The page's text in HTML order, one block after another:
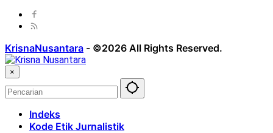
KrisnaNusantara - ©2026 All Rights Reserved.
×
Indeks
Kode Etik Jurnalistik